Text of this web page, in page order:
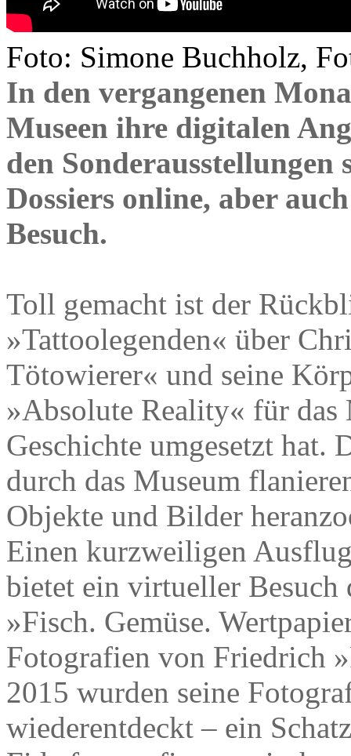
Foto: Simone Buchholz,
In den vergangenen
Museen ihre digitalen
den
Dossiers online, aber
Besuch.
Toll gemacht ist der
»Tattoolegenden« über
Tötowierer« und seine
»Absolute Reality« für das
Geschichte umgesetzt hat.
durch das Museum
Objekte und Bilder
Einen kurzweiligen
bietet ein virtueller Besuch
»Fisch. Gemüse.
Fotografien von Friedrich
2015 wurden seine
wiederentdeckt – ein